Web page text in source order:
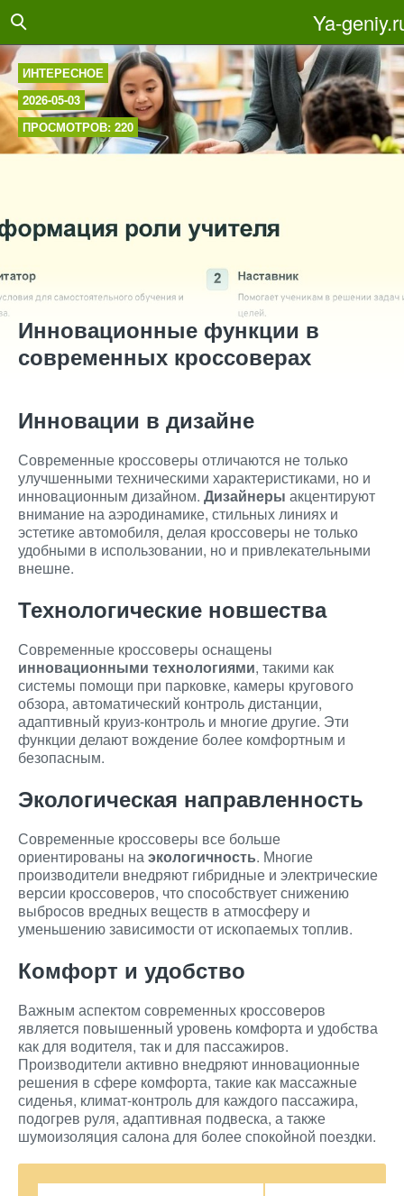
Ya-
ИНТЕРЕСНОЕ
2026-05-03
ПРОСМОТРОВ: 220
Инновационные функции в
современных кроссоверах
Инновации в дизайне
Современные кроссоверы отличаются не только
улучшенными техническими характеристиками, но и
инновационным дизайном. Дизайнеры акцентируют
внимание на аэродинамике, стильных линиях и
эстетике автомобиля, делая кроссоверы не только
удобными в использовании, но и привлекательными
внешне.
Технологические новшества
Современные кроссоверы оснащены
инновационными технологиями, такими как
системы помощи при парковке, камеры кругового
обзора, автоматический контроль дистанции,
адаптивный круиз-контроль и многие другие. Эти
функции делают вождение более комфортным и
безопасным.
Экологическая направленность
Современные кроссоверы все больше
ориентированы наэкологичность. Многие
производители внедряют гибридные и электрические
версии кроссоверов, что способствует снижению
выбросов вредных веществ в атмосферу и
уменьшению зависимости от ископаемых топлив.
Комфорт и удобство
Важным аспектом современных кроссоверов
является повышенный уровень комфорта и удобства
как для водителя, так и для пассажиров.
Производители активно внедряют инновационные
решения в сфере комфорта, такие как массажные
сиденья, климат-контроль для каждого пассажира,
подогрев руля, адаптивная подвеска, а также
шумоизоляция салона для более спокойной поездки.